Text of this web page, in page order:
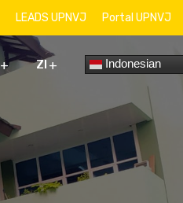
LEADS UPNVJ Portal UPNVJ
ZI Indonesian